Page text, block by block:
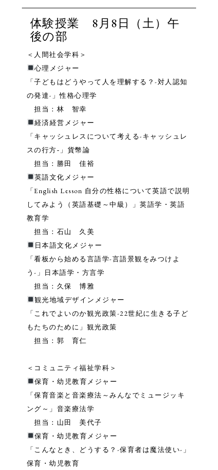
体験授業 8月8日（土）午
後の部
＜人間社会学科＞
心理メジャー
「子どもはどうやって人を理解する？-対人認知
の発達-」性格心理学
担当：林 智幸
経済経営メジャー
「キャッシュレスについて考える-キャッシュレ
スの行方‐」貨幣論
担当：勝田 佳裕
英語文化メジャー
「English Lesson 自分の性格について英語で説明
してみよう（英語基礎～中級）」英語学・英語
教育学
担当：石山 久美
日本語文化メジャー
「看板から始める言語学-言語景観をみつけよ
う-」日本語学・方言学
担当：久保 博雅
観光地域デザインメジャー
「これでよいのか観光政策-22世紀に生きる子ど
もたちのために」観光政策
担当：郭 育仁
＜コミュニティ福祉学科＞
保育・幼児教育メジャー
「保育音楽と音楽療法～みんなでミュージッキ
ング～」音楽療法学
担当：山田 美代子
保育・幼児教育メジャー
「こんなとき、どうする？-保育者は魔法使い-」
保育・幼児教育